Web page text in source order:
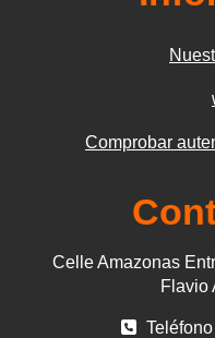
Comprobar
Celle Amazonas
Flavio